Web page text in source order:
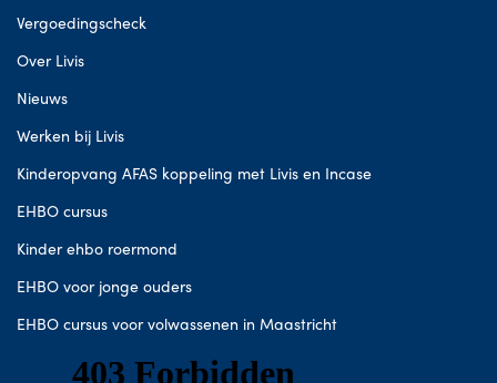
Vergoedingscheck
Over Livis
Nieuws
Werken bij Livis
Kinderopvang AFAS koppeling met Livis en Incase
EHBO cursus
Kinder ehbo roermond
EHBO voor jonge ouders
EHBO cursus voor volwassenen in Maastricht